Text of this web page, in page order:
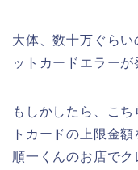
大体、数十万ぐら
ットカードエラーが
もしかしたら、こ
トカードの上限金
順一くんのお店で